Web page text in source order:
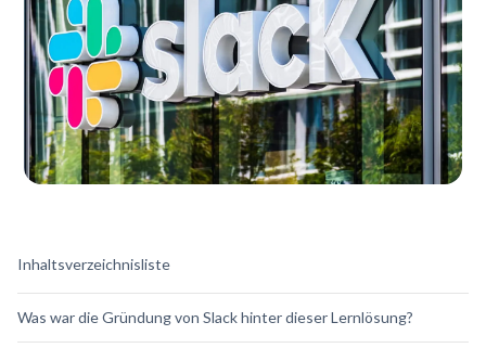
Inhaltsverzeichnisliste
Was war die Gründung von Slack hinter dieser Lernlösung?